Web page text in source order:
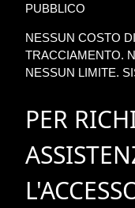
PUBBLICO
NESSUN COSTO
TRACCIAMENTO.
NESSUN LIMITE.
PER